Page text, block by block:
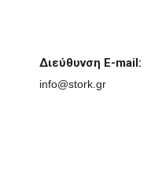
Διεύθυνση E-mail:
info@stork.gr